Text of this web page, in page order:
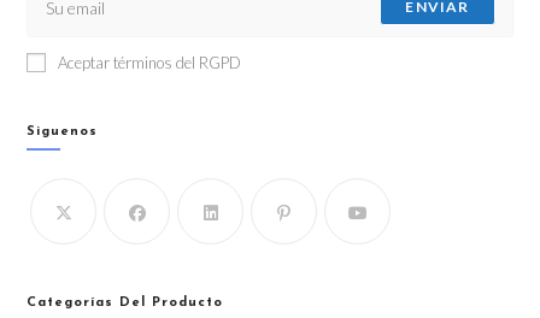
ENVIAR
Aceptar términos del RGPD
Siguenos
Categorías Del Producto